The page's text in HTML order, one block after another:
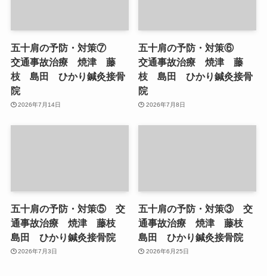
五十肩の予防・対策⑦
交通事故治療 焼津 藤
枝 島田 ひかり鍼灸接骨
院
2026年7月14日
五十肩の予防・対策⑥
交通事故治療 焼津 藤
枝 島田 ひかり鍼灸接骨
院
2026年7月8日
五十肩の予防・対策⑤ 交
通事故治療 焼津 藤枝
島田 ひかり鍼灸接骨院
2026年7月3日
五十肩の予防・対策③ 交
通事故治療 焼津 藤枝
島田 ひかり鍼灸接骨院
2026年6月25日